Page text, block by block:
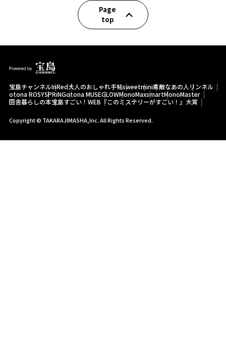
Page
top
宝島チャンネルInRed大人のおしゃれ手帖sweetmini素敵なあの人 リンネル
otona ROSYSPRiNGotona MUSEGLOWMonoMaxsmartMonoMaster
田舎暮らしの本宝島すごい！WEB 『このミステリーがすごい！』大賞
Copyright © TAKARAJIMASHA,Inc. All Rights Reserved.